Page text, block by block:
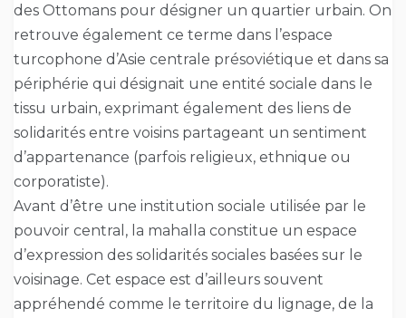
des Ottomans pour désigner un quartier urbain. On
retrouve également ce terme dans l’espace
turcophone d’Asie centrale présoviétique et dans sa
périphérie qui désignait une entité sociale dans le
tissu urbain, exprimant également des liens de
solidarités entre voisins partageant un sentiment
d’appartenance (parfois religieux, ethnique ou
corporatiste).
Avant d’être une institution sociale utilisée par le
pouvoir central, la mahalla constitue un espace
d’expression des solidarités sociales basées sur le
voisinage. Cet espace est d’ailleurs souvent
appréhendé comme le territoire du lignage, de la